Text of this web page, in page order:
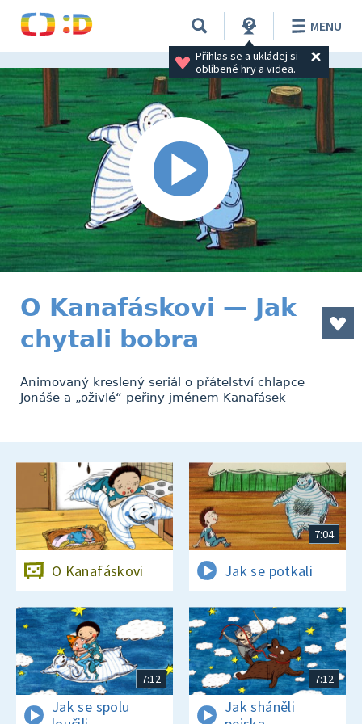
Přihlas se a ukládej si
oblíbené hry a videa.
MENU
O Kanafáskovi — Jak
chytali bobra
Animovaný kreslený seriál o přátelství chlapce
Jonáše a „oživlé“ peřiny jménem Kanafásek
O Kanafáskovi
7:04
Jak se potkali
7:12
Jak se spolu
7:12
Jak sháněli